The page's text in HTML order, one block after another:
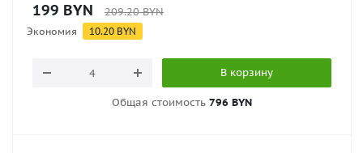
199 BYN 209.20BYN
Экономия 10.20 BYN
В корзину
Общая стоимость 796 BYN